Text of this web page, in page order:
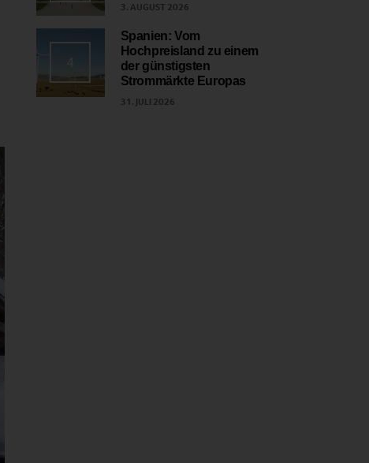
3. AUGUST 2026
4
Spanien: Vom
Hochpreisland zu einem
der günstigsten
Strommärkte Europas
31. JULI 2026